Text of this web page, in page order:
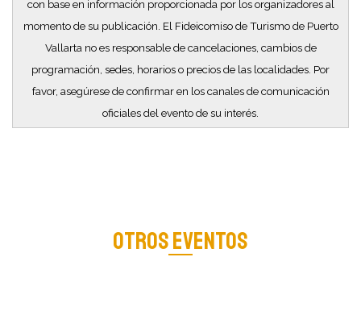
con base en información proporcionada por los organizadores al
momento de su publicación. El Fideicomiso de Turismo de Puerto
Vallarta no es responsable de cancelaciones, cambios de
programación, sedes, horarios o precios de las localidades. Por
favor, asegúrese de confirmar en los canales de comunicación
oficiales del evento de su interés.
OTROS EVENTOS